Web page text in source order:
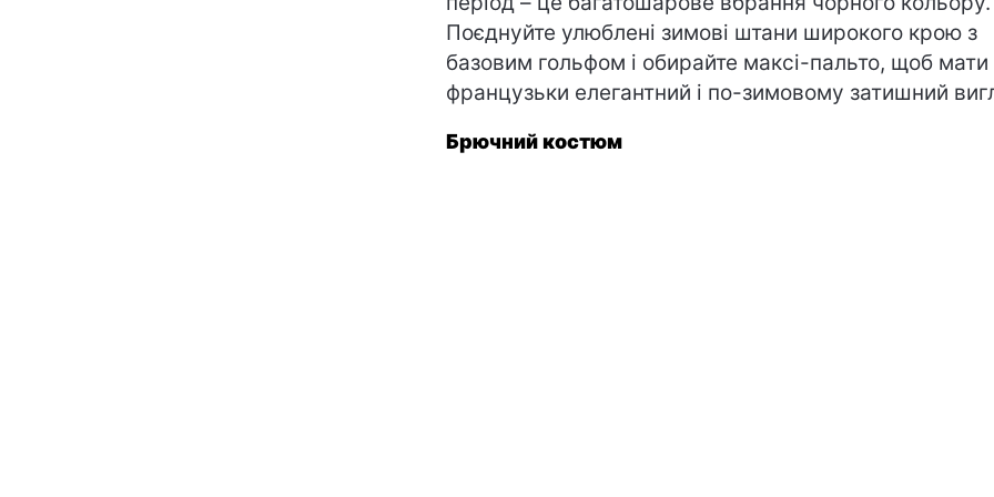
Поєднуйте улюблені зимові штани широкого крою з
базовим гольфом і обирайте максі-пальто, щоб
французьки елегантний і по-зимовому затишний
Брючний костюм